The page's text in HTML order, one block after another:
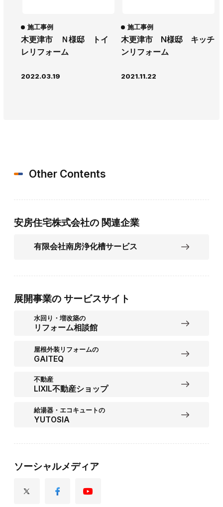
木更津市 Ｎ様邸 トイ
レリフォーム
施工事例
2022.03.19
木更津市 N様邸 キッチ
ンリフォーム
施工事例
2021.11.22
Other Contents
安房住宅株式会社の 関連企業
有限会社南房浄化槽サービス
展開事業の サービスサイト
水回り・増改築の
リフォーム相談館
屋根外装リフォームの
GAITEQ
不動産
LIXIL不動産ショップ
給湯器・エコキュートの
YUTOSIA
ソーシャルメディア